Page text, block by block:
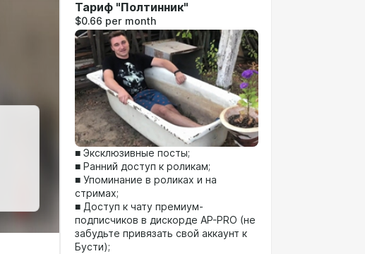
Тариф "Полтинник"
$0.66 per month
■ Эксклюзивные посты;
■ Ранний доступ к роликам;
■ Упоминание в роликах и на
стримах;
■ Доступ к чату премиум-
подписчиков в дискорде AP-PRO (не
забудьте привязать свой аккаунт к
Бусти);